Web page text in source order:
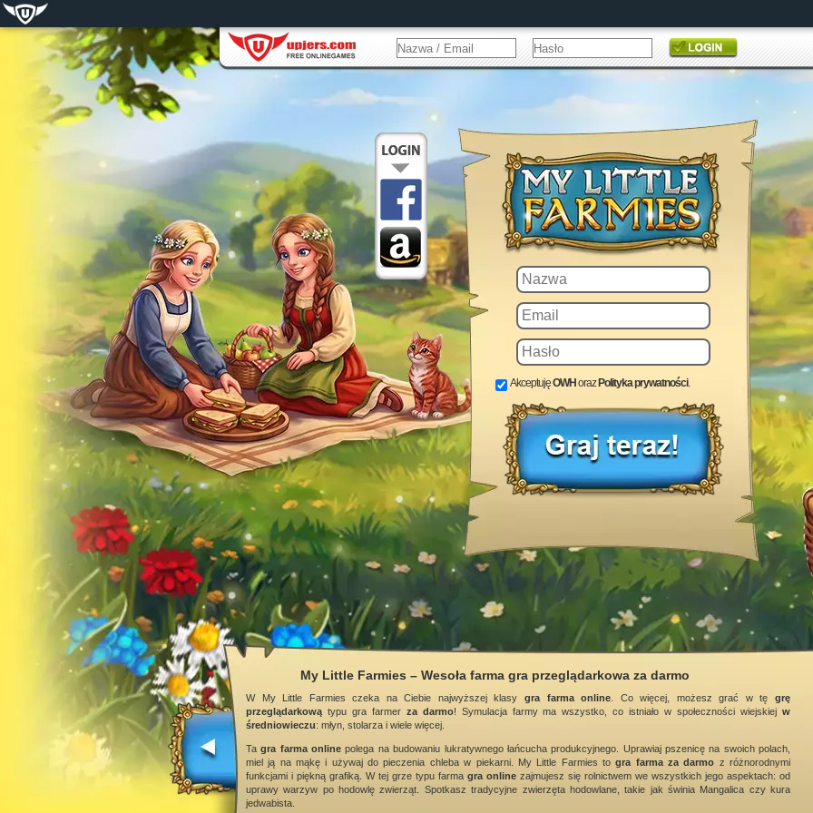
AkceptujęOWH oraz Polityka prywatności.
My Little Farmies – Wesoła farma gra przeglądarkowa za darmo
W My Little Farmies czeka na Ciebie najwyższej klasy gra farma online . Co więcej, możesz grać w tęgrę
przeglądarkową typu gra farmer za darmo! Symulacja farmy ma wszystko, co istniało w społeczności wiejskiejw
średniowieczu: młyn, stolarza i wiele więcej.
Tagra farma online polega na budowaniu lukratywnego łańcucha produkcyjnego. Uprawiaj pszenicę na swoich polach,
miel ją na mąkę i używaj do pieczenia chleba w piekarni. My Little Farmies togra farma za darmo z różnorodnymi
funkcjami i piękną grafiką. W tej grze typu farma gra online zajmujesz się rolnictwem we wszystkich jego aspektach: od
uprawy warzyw po hodowlę zwierząt. Spotkasz tradycyjne zwierzęta hodowlane, takie jak świnia Mangalica czy kura
jedwabista.